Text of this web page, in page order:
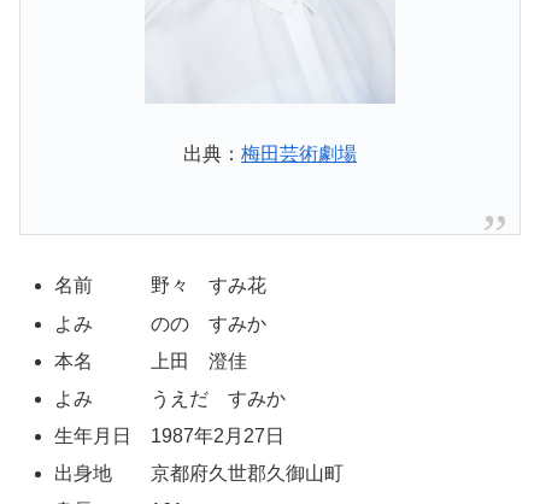
出典： 梅田芸術劇場
名前 野々 すみ花
よみ のの すみか
本名 上田 澄佳
よみ うえだ すみか
生年月日 1987年2月27日
出身地 京都府久世郡久御山町